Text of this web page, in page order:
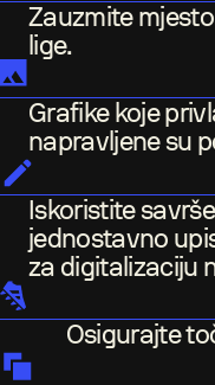
Zauzmite
lige.
Grafike koje
napravljene su
Iskoristite
jednostavno
za digitalizaciju
Osigurajte